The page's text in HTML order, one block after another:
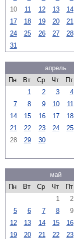
10
11 12 13 14
17
18 19 20 21
24
25 26 27 28
31
апрель
Пн
Вт Ср Чт Пт
1
2 3 4
7
8 9 10 11
14
15 16 17 18
21
22 23 24 25
28
29 30
май
Пн
Вт Ср Чт Пт
1
2
5
6 7 8 9
12
13 14 15 16
19
20 21 22 23